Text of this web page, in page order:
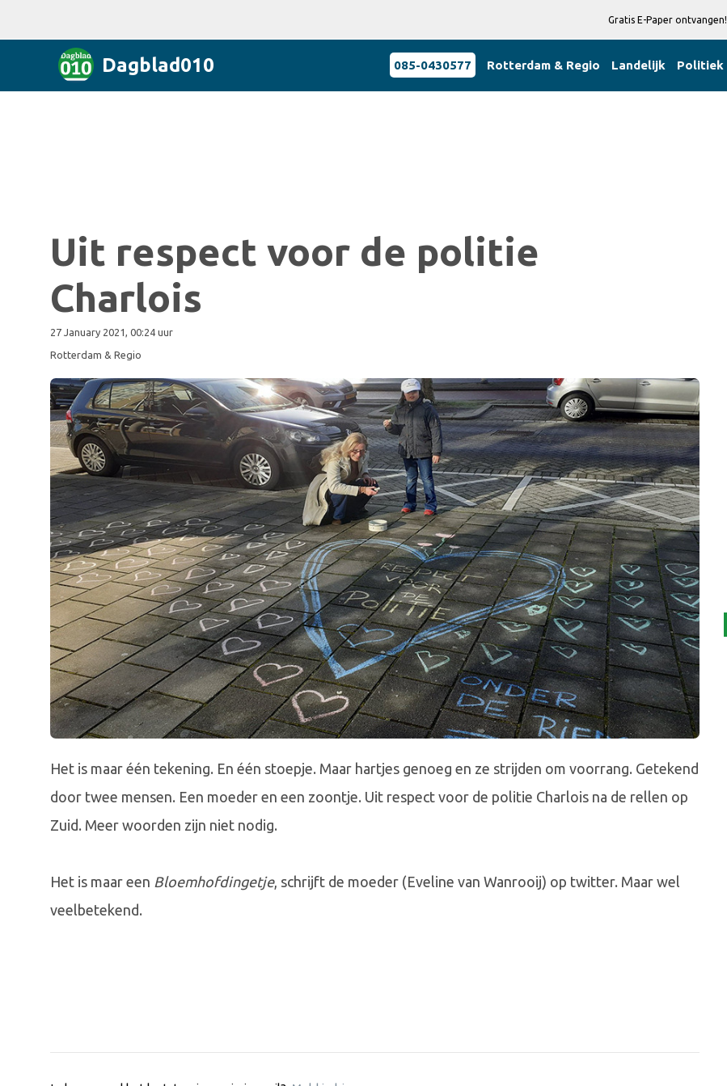
Gratis E-Paper ontvangen!
Dagblad010 085-0430577 Rotterdam & Regio Landelijk Politiek
Uit respect voor de politie
Charlois
27 January 2021, 00:24 uur
Rotterdam & Regio
Het is maar één tekening. En één stoepje. Maar hartjes genoeg en ze strijden om voorrang. Getekend
door twee mensen. Een moeder en een zoontje. Uit respect voor de politie Charlois na de rellen op
Zuid. Meer woorden zijn niet nodig.
Het is maar een Bloemhofdingetje, schrijft de moeder (Eveline van Wanrooij) op twitter. Maar wel
veelbetekend.